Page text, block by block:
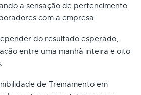
a sensação de pertencimento
com a empresa.
do resultado esperado,
entre uma manhã inteira e oito
de Treinamento em